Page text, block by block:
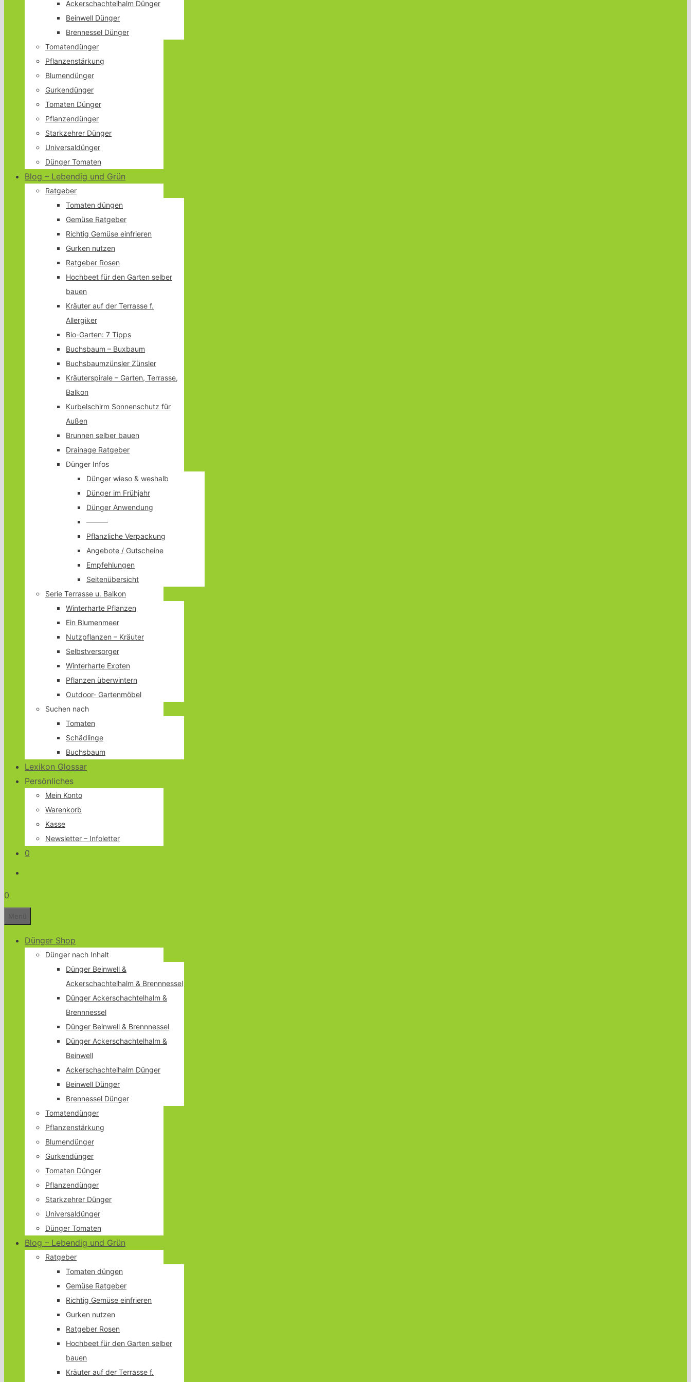
Ackerschachtelhalm Dünger
Beinwell Dünger
Brennessel Dünger
Tomatendünger
Pflanzenstärkung
Blumendünger
Gurkendünger
Tomaten Dünger
Pflanzendünger
Starkzehrer Dünger
Universaldünger
Dünger Tomaten
Blog – Lebendig und Grün
Ratgeber
Tomaten düngen
Gemüse Ratgeber
Richtig Gemüse einfrieren
Gurken nutzen
Ratgeber Rosen
Hochbeet für den Garten selber
bauen
Kräuter auf der Terrasse f.
Allergiker
Bio-Garten: 7 Tipps
Buchsbaum – Buxbaum
Buchsbaumzünsler Zünsler
Kräuterspirale – Garten, Terrasse,
Balkon
Kurbelschirm Sonnenschutz für
Außen
Brunnen selber bauen
Drainage Ratgeber
Dünger Infos
Dünger wieso & weshalb
Dünger im Frühjahr
Dünger Anwendung
———
Pflanzliche Verpackung
Angebote / Gutscheine
Empfehlungen
Seitenübersicht
Serie Terrasse u. Balkon
Winterharte Pflanzen
Ein Blumenmeer
Nutzpflanzen – Kräuter
Selbstversorger
Winterharte Exoten
Pflanzen überwintern
Outdoor- Gartenmöbel
Suchen nach
Tomaten
Schädlinge
Buchsbaum
Lexikon Glossar
Persönliches
Mein Konto
Warenkorb
Kasse
Newsletter – Infoletter
0
0
Dünger Shop
Dünger nach Inhalt
Dünger Beinwell &
Ackerschachtelhalm & Brennnessel
Dünger Ackerschachtelhalm &
Brennnessel
Dünger Beinwell & Brennnessel
Dünger Ackerschachtelhalm &
Beinwell
Ackerschachtelhalm Dünger
Beinwell Dünger
Brennessel Dünger
Tomatendünger
Pflanzenstärkung
Blumendünger
Gurkendünger
Tomaten Dünger
Pflanzendünger
Starkzehrer Dünger
Universaldünger
Dünger Tomaten
Blog – Lebendig und Grün
Ratgeber
Tomaten düngen
Gemüse Ratgeber
Richtig Gemüse einfrieren
Gurken nutzen
Ratgeber Rosen
Hochbeet für den Garten selber
bauen
Kräuter auf der Terrasse f.